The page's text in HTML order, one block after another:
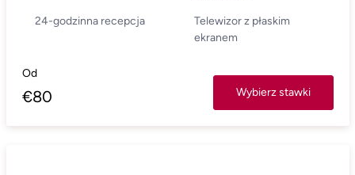
24-godzinna recepcja
Telewizor z płaskim
ekranem
Od
€80 Wybierz stawki